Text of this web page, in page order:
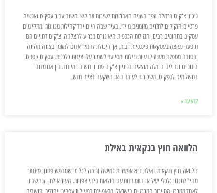
ניכיון צ'קים ברמלה הפך בשנים האחרונות לשירות מבוקש וחשוב עבור עסקים ואנשים
פרטיים הזקוקים לתזרים מזומנים מיידי. בעיר שבה חיים יחד קהילות מגוונות ומתקיימים
עסקים בתחומים רבים, הנזילות הכספית היא גורם מכריע להצלחה. צ'קים דחויים הם
תופעה נפוצה בעסקאות פיננסיות רבות, אך היכולת להמיר אותם למזומן בצורה מהירה
ובטוחה מספקת מענה לבעיות נזילות ומסייעת לשמור על יציבות כלכלית. עסקים קטנים,
בינוניים וגדולים ברמלה מוצאים בניכיון צ'קים פתרון חשוב במיוחד. בין אם מדובר
בתשלומים לספקים, משכורות לעובדים או השקעה בציוד חדש,
קרא עוד »
הלוואה חוץ בנקאית באילת
הלוואה חוץ בנקאית באילת היא אפשרות גמישה ונוחה לכל מי שמחפש פתרון פיננסי
מהיר לתכנון כלכלי יעיל או התמודדות עם הוצאות בלתי צפויות. העיר אילת, הנחשבת
לאחד ממרכזי התיירות המרכזיים בישראל, מתאפיינת בפעילות עסקית ייחודית ותושבים